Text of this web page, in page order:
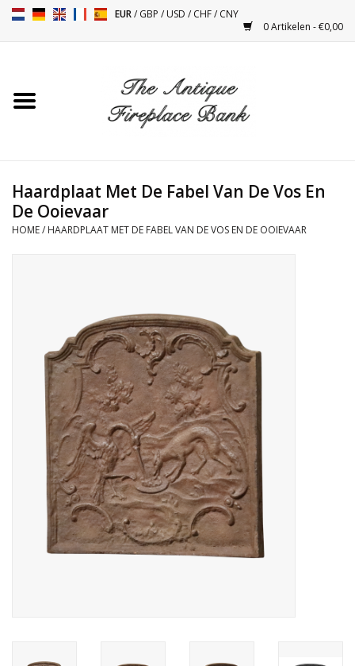
EUR/GBP /USD /CHF/CNY
0 Artikelen - €0,00
Toebehoren
Kacheltjes
Antiquiteiten en Vintage
Decoratieve Outdoor
Objecten
Vloeren - Steen, Terra Cotta
& Marmer
Tevreden Klanten
Haardplaat Met De Fabel Van De Vos En
De Ooievaar
HOME/ HAARDPLAAT MET DE FABEL VAN DE VOS EN DE OOIEVAAR